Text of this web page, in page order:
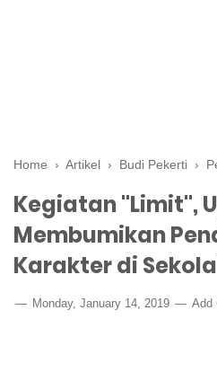
Home › Artikel › Budi Pekerti ›
Kegiatan "Limit",
Membumikan
Karakter di
Monday, January 14, 2019 Add